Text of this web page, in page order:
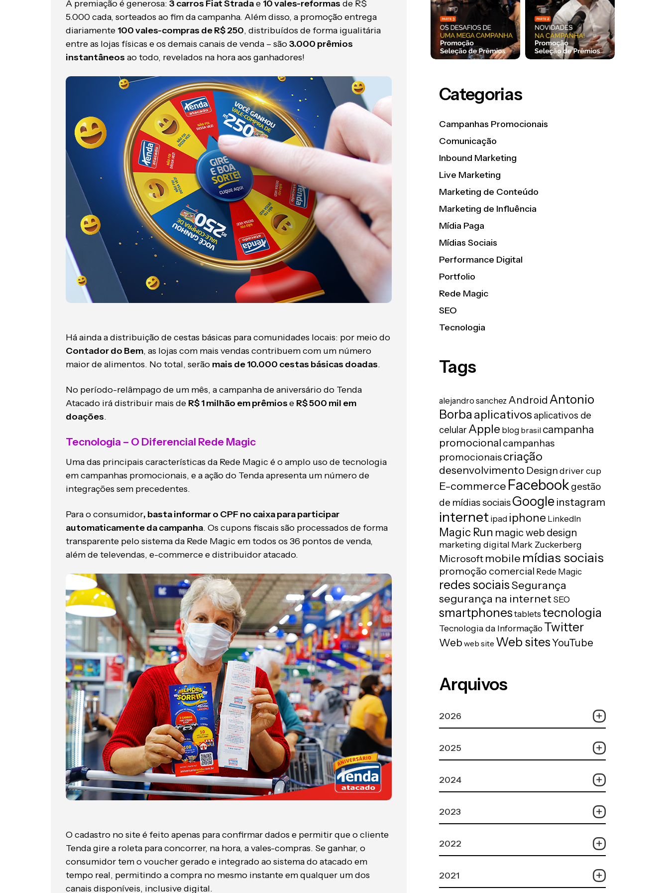
A premiação é generosa: 3 carros Fiat Stradae 10 vales-reformas de R$
5.000 cada, sorteados ao fim da campanha. Além disso, a promoção entrega
diariamente 100 vales-compras de R$ 250, distribuídos de forma igualitária
entre as lojas físicas e os demais canais de venda – são3.000 prêmios
instantâneos ao todo, revelados na hora aos ganhadores!
Há ainda a distribuição de cestas básicas para comunidades locais: por meio do
Contador do Bem, as lojas com mais vendas contribuem com um número
maior de alimentos. No total, serão mais de 10.000 cestas básicas doadas.
No período-relâmpago de um mês, a campanha de aniversário do Tenda
Atacado irá distribuir mais de R$ 1 milhão em prêmiose R$ 500 mil em
doações.
Tecnologia – O Diferencial Rede Magic
Uma das principais características da Rede Magic é o amplo uso de tecnologia
em campanhas promocionais, e a ação do Tenda apresenta um número de
integrações sem precedentes.
Para o consumidor, basta informar o CPF no caixa para participar
automaticamente da campanha. Os cupons fiscais são processados de forma
transparente pelo sistema da Rede Magic em todos os 36 pontos de venda,
além de televendas, e-commerce e distribuidor atacado.
O cadastro no site é feito apenas para confirmar dados e permitir que o cliente
Tenda gire a roleta para concorrer, na hora, a vales-compras. Se ganhar, o
consumidor tem o voucher gerado e integrado ao sistema do atacado em
tempo real, permitindo a compra no mesmo instante em qualquer um dos
canais disponíveis, inclusive digital.
Categorias
Campanhas Promocionais
Comunicação
Inbound Marketing
Live Marketing
Marketing de Conteúdo
Marketing de Influência
Mídia Paga
Mídias Sociais
Performance Digital
Portfolio
Rede Magic
SEO
Tecnologia
Tags
alejandro sanchez Android Antonio
Borbaaplicativos aplicativos de
celular Apple blog brasil campanha
promocional campanhas
promocionaiscriação
desenvolvimento Designdriver cup
E-commerce Facebookgestão
de mídias sociaisGoogle instagram
internet ipad iphone LinkedIn
Magic Run magic web design
marketing digital Mark Zuckerberg
Microsoft mobile mídias sociais
promoção comercial Rede Magic
redes sociaisSegurança
segurança na internet SEO
smartphones tablets tecnologia
Tecnologia da InformaçãoTwitter
Web web site Web sitesYouTube
Arquivos
2026
2025
2024
2023
2022
2021